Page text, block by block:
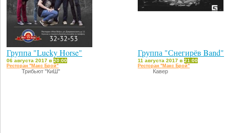
Группа "Lucky Horse"
06 августа 2017 в 20:00
Ресторан "Макс Брой"
Трибьют "КиШ"
Группа "Снегирёв Band"
11 августа 2017 в 21:00
Ресторан "Макс Брой"
Кавер